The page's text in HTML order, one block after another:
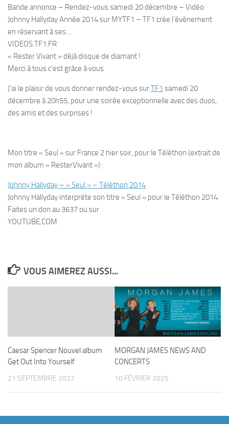
Bande annonce – Rendez-vous samedi 20 décembre – Vidéo
Johnny Hallyday Année 2014 sur MYTF1 – TF1 crée l’événement
en réservant à ses…
VIDEOS.TF1.FR
« Rester Vivant » déjà disque de diamant !
Merci à tous c’est grâce à vous
J’ai le plaisir de vous donner rendez-vous surTF1 samedi 20
décembre à 20h55, pour une soirée exceptionnelle avec des duos,
des amis et des surprises !
Mon titre « Seul » sur France 2 hier soir, pour le Téléthon (extrait de
mon album « ResterVivant ») :
Johnny Hallyday – « Seul » – Téléthon 2014
Johnny Hallyday interprète son titre « Seul » pour le Téléthon 2014.
Faites un don au 3637 ou sur
YOUTUBE.COM
VOUS AIMEREZ AUSSI...
Caesar Spencer Nouvel album
Get Out Into Yourself
21 SEPTEMBRE 2022
MORGAN JAMES NEWS AND
CONCERTS
10 FÉVRIER 2025